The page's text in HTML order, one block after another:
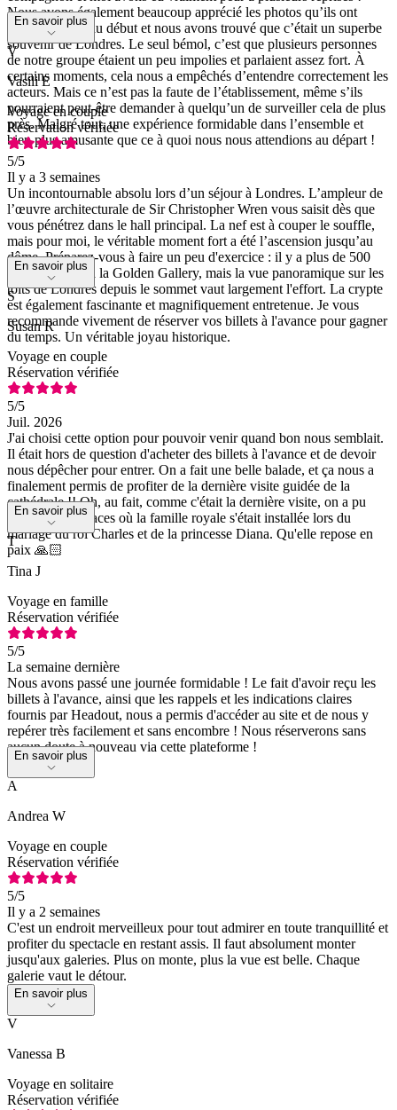
Nous avons également beaucoup apprécié les photos qu’ils ont
prises de nous au début et nous avons trouvé que c’était un superbe
souvenir de Londres. Le seul bémol, c’est que plusieurs personnes
de notre groupe étaient un peu impolies et parlaient assez fort. À
certains moments, cela nous a empêchés d’entendre correctement les
acteurs. Mais ce n’est pas la faute de l’établissement, même s’ils
pourraient peut-être demander à quelqu’un de surveiller cela de plus
près. Malgré tout, une expérience formidable dans l’ensemble et
bien plus amusante que ce à quoi nous nous attendions au départ !
En savoir plus
V
Vasili E
Voyage en couple
Réservation vérifiée
5/5
Il y a 3 semaines
Un incontournable absolu lors d’un séjour à Londres. L’ampleur de
l’œuvre architecturale de Sir Christopher Wren vous saisit dès que
vous pénétrez dans le hall principal. La nef est à couper le souffle,
mais pour moi, le véritable moment fort a été l’ascension jusqu’au
dôme. Préparez-vous à faire un peu d'exercice : il y a plus de 500
marches jusqu'à la Golden Gallery, mais la vue panoramique sur les
toits de Londres depuis le sommet vaut largement l'effort. La crypte
est également fascinante et magnifiquement entretenue. Je vous
recommande vivement de réserver vos billets à l'avance pour gagner
du temps. Un véritable joyau historique.
En savoir plus
S
Susan R
Voyage en couple
Réservation vérifiée
5/5
Juil. 2026
J'ai choisi cette option pour pouvoir venir quand bon nous semblait.
Il était hors de question d'acheter des billets à l'avance et de devoir
nous dépêcher pour entrer. On a fait une belle balade, et ça nous a
finalement permis de profiter de la dernière visite guidée de la
cathédrale !! Oh, au fait, comme c'était la dernière visite, on a pu
s'asseoir aux places où la famille royale s'était installée lors du
mariage du roi Charles et de la princesse Diana. Qu'elle repose en
paix 🙏🏻
En savoir plus
T
Tina J
Voyage en famille
Réservation vérifiée
5/5
La semaine dernière
Nous avons passé une journée formidable ! Le fait d'avoir reçu les
billets à l'avance, ainsi que les rappels et les indications claires
fournis par Headout, nous a permis d'accéder au site et de nous y
repérer très facilement et sans encombre ! Nous réserverons sans
aucun doute à nouveau via cette plateforme !
En savoir plus
A
Andrea W
Voyage en couple
Réservation vérifiée
5/5
Il y a 2 semaines
C'est un endroit merveilleux pour tout admirer en toute tranquillité et
profiter du spectacle en restant assis. Il faut absolument monter
jusqu'aux galeries. Plus on monte, plus la vue est belle. Chaque
galerie vaut le détour.
En savoir plus
V
Vanessa B
Voyage en solitaire
Réservation vérifiée